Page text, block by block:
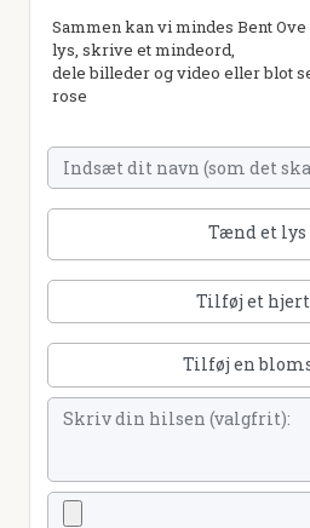
Sammen kan vi mindes Bent
lys, skrive et mindeord,
dele billeder og video eller blot
rose
Tænd et lys
Tilføj et
Tilføj en